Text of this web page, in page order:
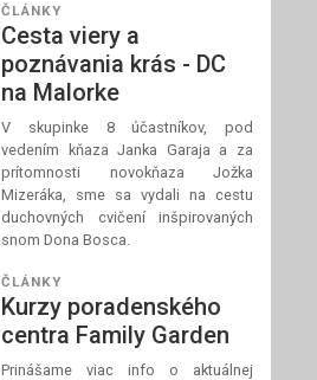
ČLÁNKY
Cesta viery a
poznávania krás - DC
na Malorke
V skupinke 8 účastníkov, pod
vedením kňaza Janka Garaja a za
prítomnosti novokňaza Jožka
Mizeráka, sme sa vydali na cestu
duchovných cvičení inšpirovaných
snom Dona Bosca.
ČLÁNKY
Kurzy poradenského
centra Family Garden
Prinášame viac info o aktuálnej